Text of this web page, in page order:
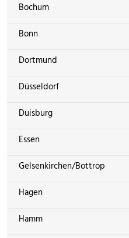
Bochum
Bonn
Dortmund
Düsseldorf
Duisburg
Essen
Gelsenkirchen/Bottrop
Hagen
Hamm